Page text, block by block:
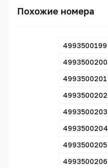
Похожие номера
4993500199
4993500200
4993500201
4993500202
4993500203
4993500204
4993500205
4993500206